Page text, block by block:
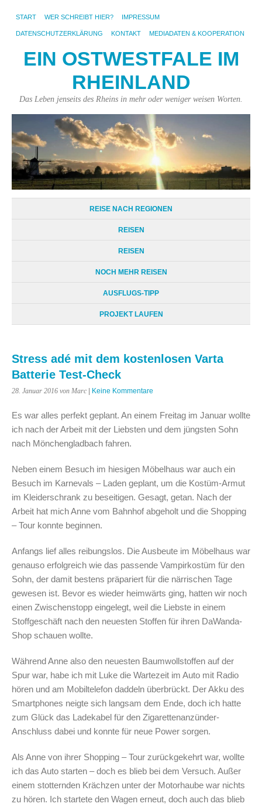
START WER SCHREIBT HIER? IMPRESSUM
DATENSCHUTZERKLÄRUNG KONTAKT MEDIADATEN & KOOPERATION
EIN OSTWESTFALE IM
RHEINLAND
Das Leben jenseits des Rheins in mehr oder weniger weisen Worten.
REISE NACH REGIONEN
REISEN
REISEN
NOCH MEHR REISEN
AUSFLUGS-TIPP
PROJEKT LAUFEN
Stress adé mit dem kostenlosen Varta
Batterie Test-Check
28. Januar 2016 von Marc | Keine Kommentare
Es war alles perfekt geplant. An einem Freitag im Januar wollte
ich nach der Arbeit mit der Liebsten und dem jüngsten Sohn
nach Mönchengladbach fahren.
Neben einem Besuch im hiesigen Möbelhaus war auch ein
Besuch im Karnevals – Laden geplant, um die Kostüm-Armut
im Kleiderschrank zu beseitigen. Gesagt, getan. Nach der
Arbeit hat mich Anne vom Bahnhof abgeholt und die Shopping
– Tour konnte beginnen.
Anfangs lief alles reibungslos. Die Ausbeute im Möbelhaus war
genauso erfolgreich wie das passende Vampirkostüm für den
Sohn, der damit bestens präpariert für die närrischen Tage
gewesen ist. Bevor es wieder heimwärts ging, hatten wir noch
einen Zwischenstopp eingelegt, weil die Liebste in einem
Stoffgeschäft nach den neuesten Stoffen für ihren DaWanda-
Shop schauen wollte.
Während Anne also den neuesten Baumwollstoffen auf der
Spur war, habe ich mit Luke die Wartezeit im Auto mit Radio
hören und am Mobiltelefon daddeln überbrückt. Der Akku des
Smartphones neigte sich langsam dem Ende, doch ich hatte
zum Glück das Ladekabel für den Zigarettenanzünder-
Anschluss dabei und konnte für neue Power sorgen.
Als Anne von ihrer Shopping – Tour zurückgekehrt war, wollte
ich das Auto starten – doch es blieb bei dem Versuch. Außer
einem stotternden Krächzen unter der Motorhaube war nichts
zu hören. Ich startete den Wagen erneut, doch auch das blieb